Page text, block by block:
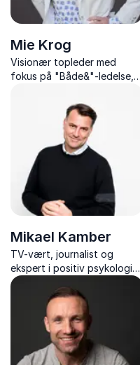
Mie Krog
Visionær topleder med
fokus på "Både&"-ledelse,
konkrete samspil mellem
bestyrelse og topledelsen.
Mikael Kamber
TV-vært, journalist og
ekspert i positiv psykologi
med foredrag om
arbejdsglæde, trivsel,
ledelse og kommunikation